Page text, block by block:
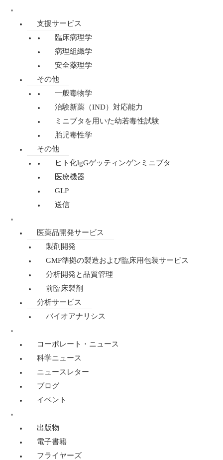
支援サービス
臨床病理学
病理組織学
安全薬理学
その他
一般毒物学
治験新薬（IND）対応能力
ミニブタを用いた幼若毒性試験
胎児毒性学
その他
ヒト化lgGゲッティンゲンミニブタ
医療機器
GLP
送信
医薬品開発サービス
製剤開発
GMP準拠の製造および臨床用包装サービス
分析開発と品質管理
前臨床製剤
分析サービス
バイオアナリシス
コーポレート・ニュース
科学ニュース
ニュースレター
ブログ
イベント
出版物
電子書籍
フライヤーズ